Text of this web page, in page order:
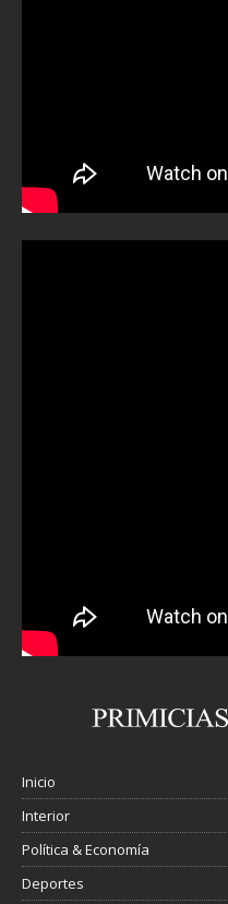
Inicio
Interior
Política & Economía
Deportes